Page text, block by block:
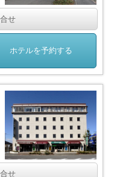
せ
ホテルを予約する
せ